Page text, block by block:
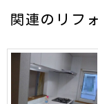
関連のリフ